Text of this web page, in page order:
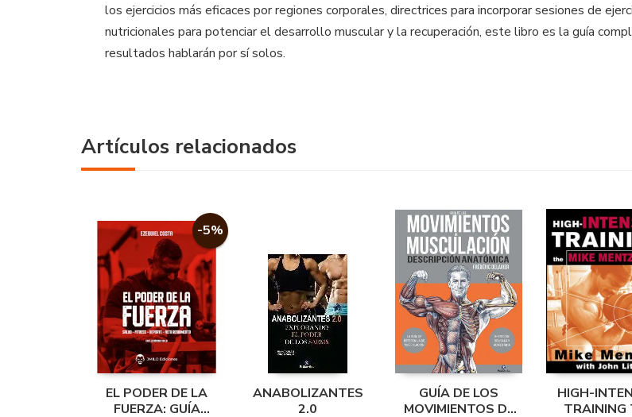
los ejercicios más eficaces por regiones corporales, directrices para incorporar sesiones de
nutricionales para potenciar el desarrollo muscular y la recuperación, este libro es la guía
resultados hablarán por sí solos.
Artículos relacionados
-5%
EL PODER DE LA
FUERZA: GUÍA
ANABOLIZANTES
2.0
GUÍA DE LOS
MOVIMIENTOS DE
HIGH-
TRAINING